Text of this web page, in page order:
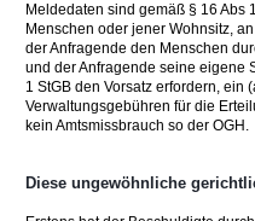
Meldedaten sind gemäß § 16 Abs
Menschen oder jener Wohnsitz,
der Anfragende den Menschen
und der Anfragende seine eigene
1 StGB den Vorsatz erfordern, ein
Verwaltungsgebühren für die
kein Amtsmissbrauch so der OGH.
Diese ungewöhnliche